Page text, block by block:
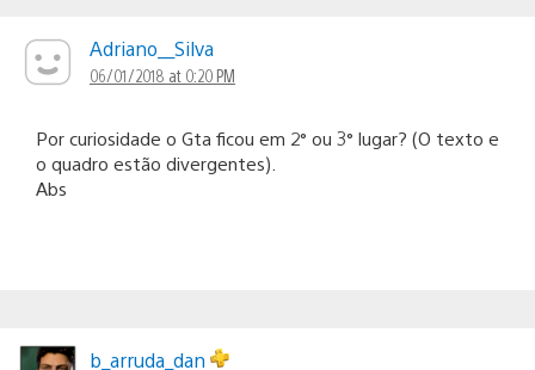
Adriano__Silva
06/01/2018 at 0:20 PM
Por curiosidade o Gta ficou em 2° ou 3° lugar? (O texto e
o quadro estão divergentes).
Abs
b_arruda_dan